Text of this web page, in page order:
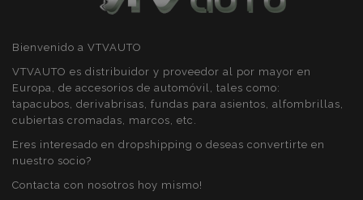
Bienvenido a VTVAUTO
VTVAUTO es distribuidor y proveedor al por mayor en
Europa, de accesorios de automóvil, tales como:
tapacubos, derivabrisas, fundas para asientos, alfombrillas,
cubiertas cromadas, marcos, etc.
Eres interesado en dropshipping o deseas convertirte en
nuestro socio?
Contacta con nosotros hoy mismo!
Cookies de
Cookies de
Cookies estrictamente necesarias
Cookies de preferencias